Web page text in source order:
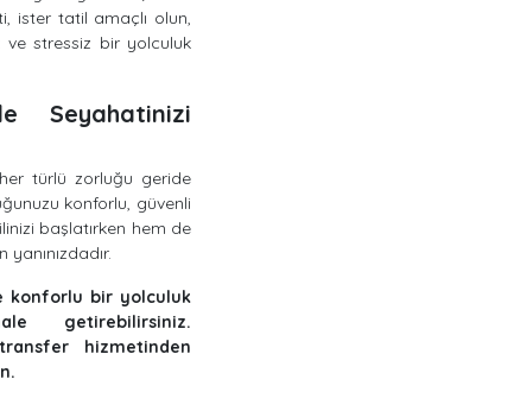
ister tatil amaçlı olun,
ve stressiz bir yolculuk
Seyahatinizi
her türlü zorluğu geride
konforlu, güvenli
başlatırken hem de
konforlu bir yolculuk
getirebilirsiniz.
hizmetinden